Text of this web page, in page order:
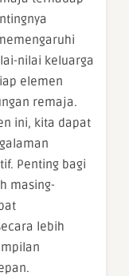
nilai keluarga
elemen
remaja.
ini, kita dapat
Penting bagi
masing-
lebih